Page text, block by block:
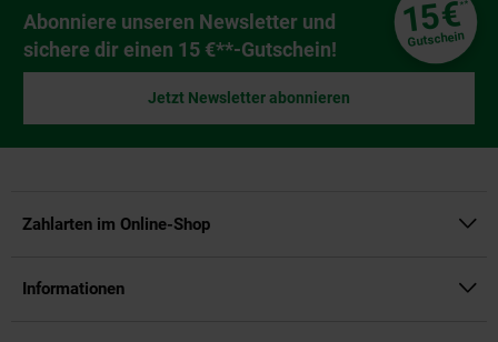
Newsletter Anmeldung
Abonniere unseren Newsletter und
sichere dir einen 15 €**-Gutschein!
15€**
Gutschein
Jetzt Newsletter abonnieren
Zahlarten im Online-Shop
Informationen